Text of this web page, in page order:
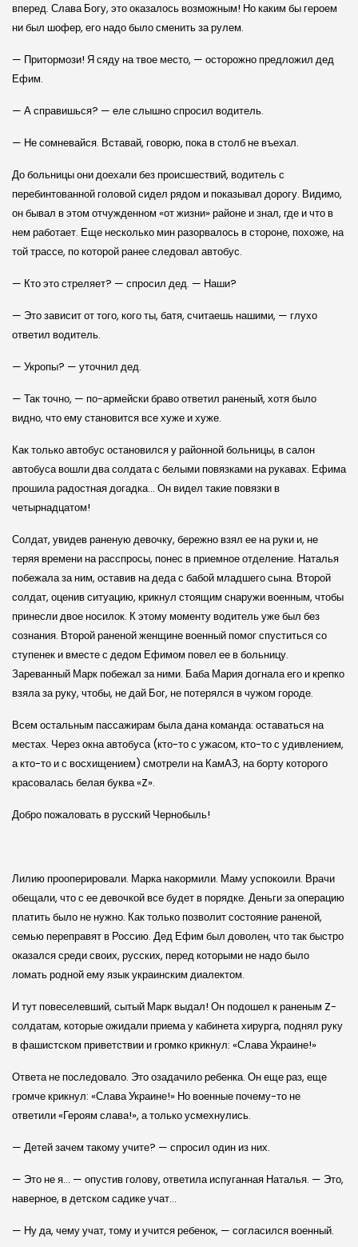
вперед. Слава Богу, это оказалось возможным! Но каким бы героем
ни был шофер, его надо было сменить за рулем.
— Притормози! Я сяду на твое место, — осторожно предложил дед
Ефим.
— А справишься? — еле слышно спросил водитель.
— Не сомневайся. Вставай, говорю, пока в столб не въехал.
До больницы они доехали без происшествий, водитель с
перебинтованной головой сидел рядом и показывал дорогу. Видимо,
он бывал в этом отчужденном «от жизни» районе и знал, где и что в
нем работает. Еще несколько мин разорвалось в стороне, похоже, на
той трассе, по которой ранее следовал автобус.
— Кто это стреляет? — спросил дед. — Наши?
— Это зависит от того, кого ты, батя, считаешь нашими, — глухо
ответил водитель.
— Укропы? — уточнил дед.
— Так точно, — по-армейски браво ответил раненый, хотя было
видно, что ему становится все хуже и хуже.
Как только автобус остановился у районной больницы, в салон
автобуса вошли два солдата с белыми повязками на рукавах. Ефима
прошила радостная догадка… Он видел такие повязки в
четырнадцатом!
Солдат, увидев раненую девочку, бережно взял ее на руки и, не
теряя времени на расспросы, понес в приемное отделение. Наталья
побежала за ним, оставив на деда с бабой младшего сына. Второй
солдат, оценив ситуацию, крикнул стоящим снаружи военным, чтобы
принесли двое носилок. К этому моменту водитель уже был без
сознания. Второй раненой женщине военный помог спуститься со
ступенек и вместе с дедом Ефимом повел ее в больницу.
Зареванный Марк побежал за ними. Баба Мария догнала его и крепко
взяла за руку, чтобы, не дай Бог, не потерялся в чужом городе.
Всем остальным пассажирам была дана команда: оставаться на
местах. Через окна автобуса (кто-то с ужасом, кто-то с удивлением,
а кто-то и с восхищением) смотрели на КамАЗ, на борту которого
красовалась белая буква «Z».
Добро пожаловать в русский Чернобыль!
Лилию прооперировали. Марка накормили. Маму успокоили. Врачи
обещали, что с ее девочкой все будет в порядке. Деньги за операцию
платить было не нужно. Как только позволит состояние раненой,
семью переправят в Россию. Дед Ефим был доволен, что так быстро
оказался среди своих, русских, перед которыми не надо было
ломать родной ему язык украинским диалектом.
И тут повеселевший, сытый Марк выдал! Он подошел к раненым Z-
солдатам, которые ожидали приема у кабинета хирурга, поднял руку
в фашистском приветствии и громко крикнул: «Слава Украине!»
Ответа не последовало. Это озадачило ребенка. Он еще раз, еще
громче крикнул: «Слава Украине!» Но военные почему-то не
ответили «Героям слава!», а только усмехнулись.
— Детей зачем такому учите? — спросил один из них.
— Это не я… — опустив голову, ответила испуганная Наталья. — Это,
наверное, в детском садике учат…
— Ну да, чему учат, тому и учится ребенок, — согласился военный.